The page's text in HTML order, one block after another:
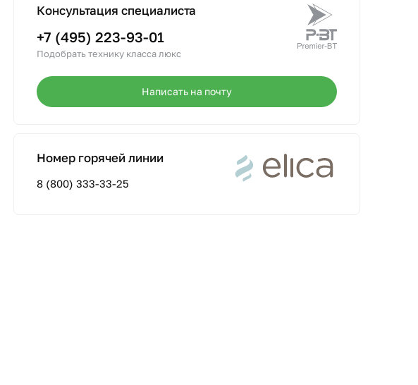
Консультация специалиста
+7 (495) 223-93-01
Подобрать технику класса люкс
Написать на почту
Номер горячей линии
8 (800) 333-33-25